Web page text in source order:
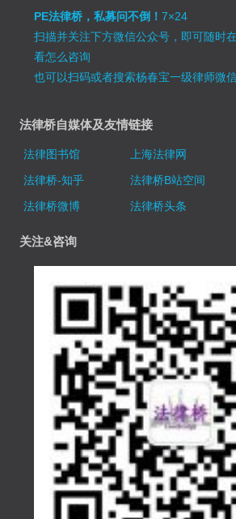
PE法律桥，私募问不倒！7×24
扫描并关注下方微信公众号，即可随时在
看怎么咨询
也可以扫码或者搜索杨春宝一级律师微
法律桥自媒体及友情链接
法律图书馆 上海法律网
法律桥-知乎
法律桥B站空间
法律桥微博
法律桥头条
关注&咨询